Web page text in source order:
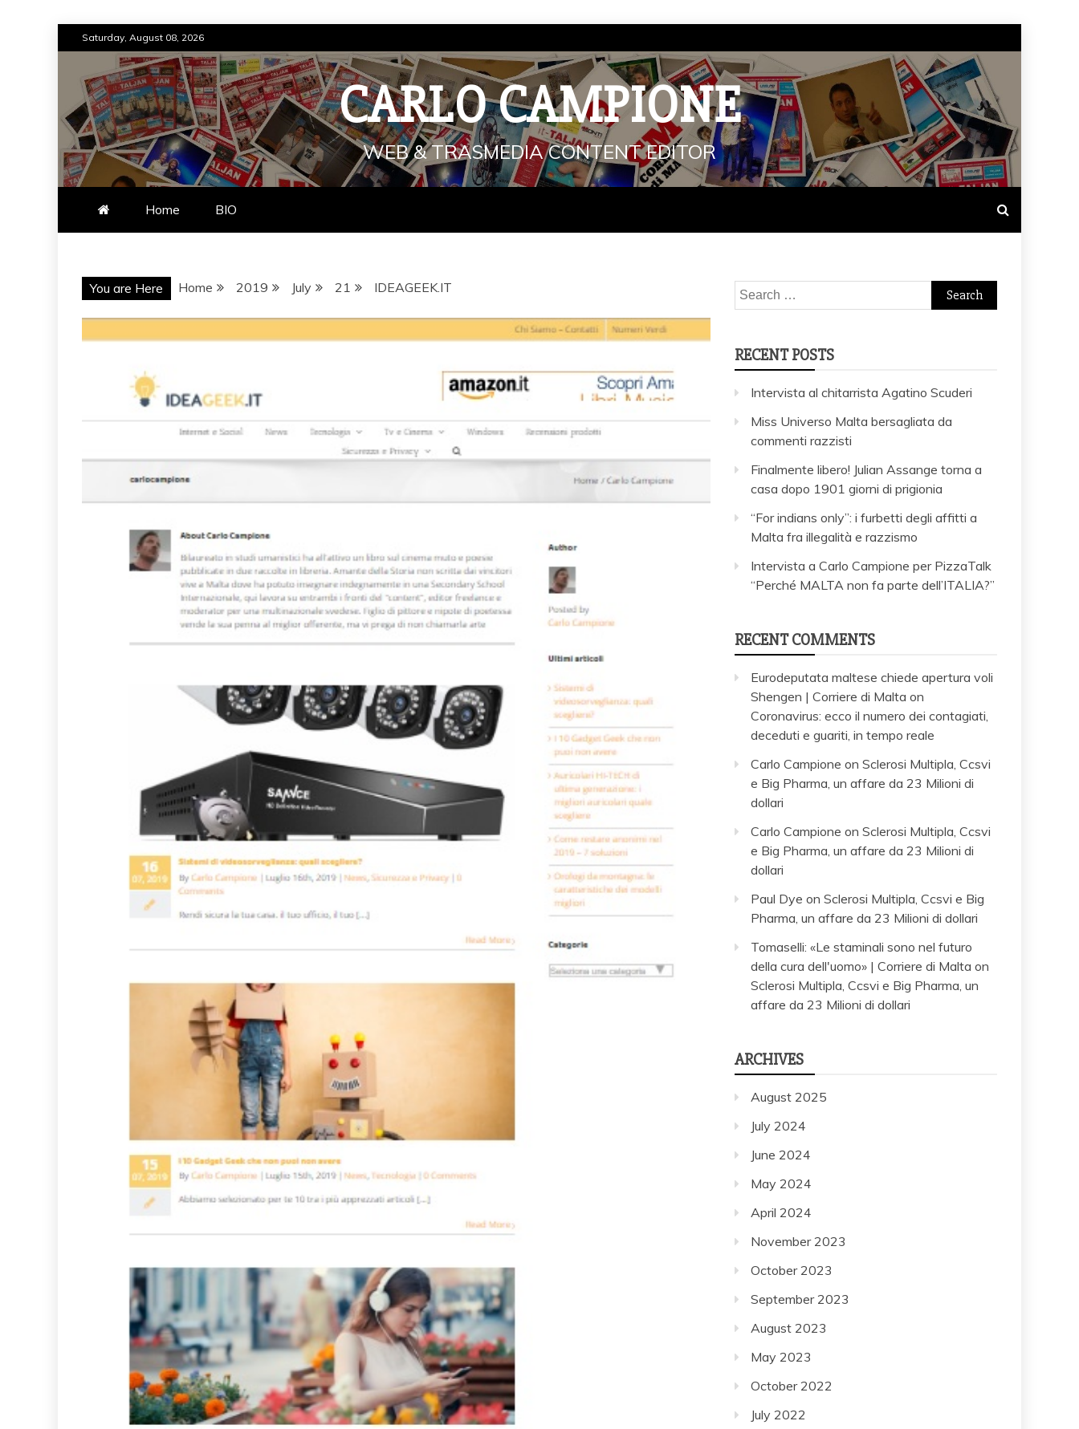
to
content
Saturday, August 08, 2026
CARLO CAMPIONE
WEB & TRASMEDIA CONTENT EDITOR
Home BIO
You are Here Home 2019 July 21 IDEAGEEK.IT
Search
for:
RECENT POSTS
Intervista al chitarrista Agatino Scuderi
Miss Universo Malta bersagliata da
commenti razzisti
Finalmente libero! Julian Assange torna a
casa dopo 1901 giorni di prigionia
“For indians only”: i furbetti degli affitti a
Malta fra illegalità e razzismo
Intervista a Carlo Campione per PizzaTalk
“Perché MALTA non fa parte dell’ITALIA?”
RECENT COMMENTS
Eurodeputata maltese chiede apertura voli
Shengen | Corriere di Malta on
Coronavirus: ecco il numero dei contagiati,
deceduti e guariti, in tempo reale
Carlo Campione on Sclerosi Multipla, Ccsvi
e Big Pharma, un affare da 23 Milioni di
dollari
Carlo Campione on Sclerosi Multipla, Ccsvi
e Big Pharma, un affare da 23 Milioni di
dollari
Paul Dye on Sclerosi Multipla, Ccsvi e Big
Pharma, un affare da 23 Milioni di dollari
Tomaselli: «Le staminali sono nel futuro
della cura dell'uomo» | Corriere di Malta on
Sclerosi Multipla, Ccsvi e Big Pharma, un
affare da 23 Milioni di dollari
ARCHIVES
August 2025
July 2024
June 2024
May 2024
April 2024
November 2023
October 2023
September 2023
August 2023
May 2023
October 2022
July 2022